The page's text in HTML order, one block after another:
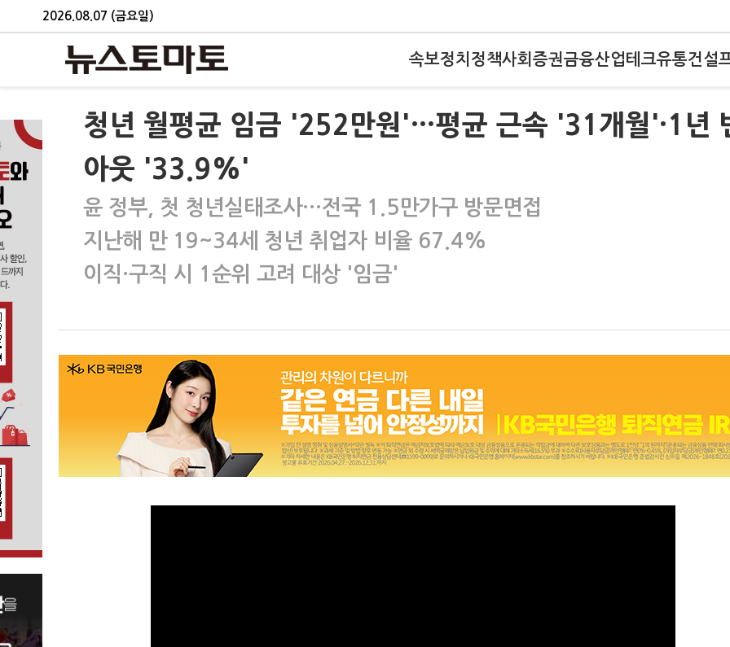
2026.08.07 (금요일)
속보정치 정책사회 증권금융산업테크유통건설
청년 월평균 임금 '252만원'…평균 근속 '31개월'·1년
아웃 '33.9%'
윤 정부, 첫 청년실태조사…전국 1.5만가구 방문면접
지난해 만 19~34세 청년 취업자 비율 67.4%
이직·구직 시 1순위 고려 대상 '임금'